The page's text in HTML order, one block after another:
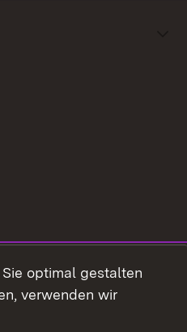
optimal gestalten
verwenden wir